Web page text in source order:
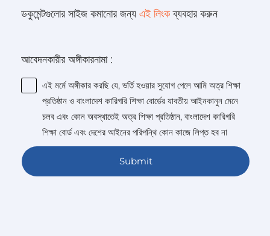
ডকুমেন্টগুলোর সাইজ কমানোর জন্য এই লিংকব্যবহার করুন
আবেদনকারীর অঙ্গীকারনামা :
এই মর্মে অঙ্গীকার করছি যে, ভর্তি হওয়ার সুযোগ পেলে আমি অত্র শিক্ষা
প্রতিষ্ঠান ও বাংলাদেশ কারিগরি শিক্ষা বোর্ডের যাবতীয় আইনকানুন মেনে
চলব এবং কোন অবস্থাতেই অত্র শিক্ষা প্রতিষ্ঠান, বাংলাদেশ কারিগরি
শিক্ষা বোর্ড এবং দেশের আইনের পরিপন্থি কোন কাজে লিপ্ত হব না
Submit